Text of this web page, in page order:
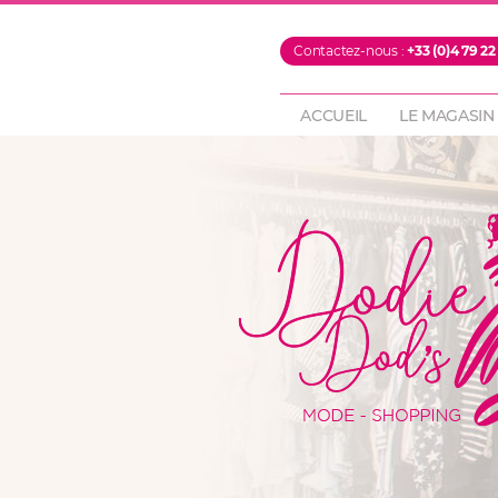
Contactez-nous :+33 (0)4 79
ACCUEIL LE MAGASIN
PANTALONS
FOULARDS &